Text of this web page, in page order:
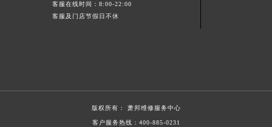
客服在线时间：8:00-22:00
客服及门店节假日不休
版权所有： 萧邦维修服务中心
客户服务热线： 400-885-0231